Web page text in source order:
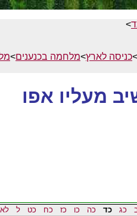
>
>כניסה לארץ>מלחמה בכנענים>
מעליו אפו
כג כד כה כו כז כח כט ל
לא